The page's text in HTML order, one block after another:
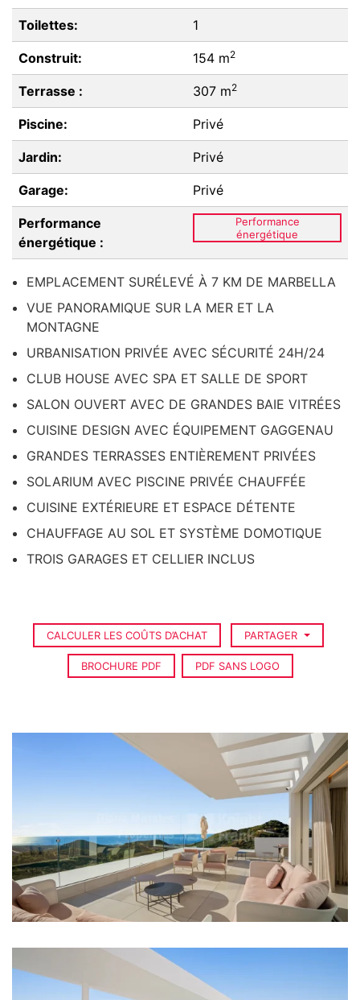
Toilettes: 1
Construit: 154 m2
Terrasse : 307 m2
Piscine: Privé
Jardin: Privé
Garage: Privé
Performance
énergétique :
Performance
énergétique
EMPLACEMENT SURÉLEVÉ À 7 KM DE MARBELLA
VUE PANORAMIQUE SUR LA MER ET LA
MONTAGNE
URBANISATION PRIVÉE AVEC SÉCURITÉ 24H/24
CLUB HOUSE AVEC SPA ET SALLE DE SPORT
SALON OUVERT AVEC DE GRANDES BAIE VITRÉES
CUISINE DESIGN AVEC ÉQUIPEMENT GAGGENAU
GRANDES TERRASSES ENTIÈREMENT PRIVÉES
SOLARIUM AVEC PISCINE PRIVÉE CHAUFFÉE
CUISINE EXTÉRIEURE ET ESPACE DÉTENTE
CHAUFFAGE AU SOL ET SYSTÈME DOMOTIQUE
TROIS GARAGES ET CELLIER INCLUS
CALCULER LES COÛTS D’ACHAT PARTAGER
BROCHURE PDF PDF SANS LOGO